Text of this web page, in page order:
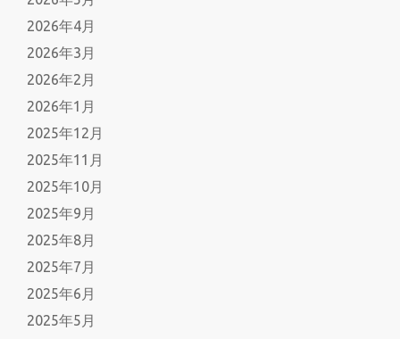
2026年4月
2026年3月
2026年2月
2026年1月
2025年12月
2025年11月
2025年10月
2025年9月
2025年8月
2025年7月
2025年6月
2025年5月